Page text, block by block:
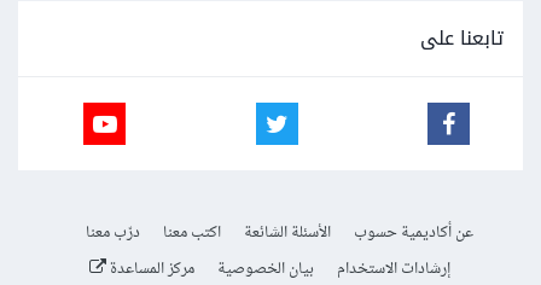
تابعنا على
عن أكاديمية حسوب الأسئلة الشائعة اكتب معنا
درّب معنا
إرشادات الاستخدام
بيان الخصوصية مركز المساعدة